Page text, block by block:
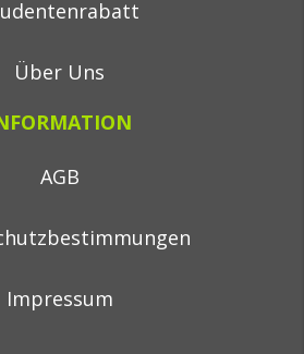
Über Uns
AGB
Impressum